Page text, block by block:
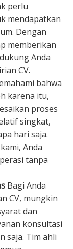
perlu
mendapatkan
Dengan
memberikan
Anda
CV.
bahwa
karena itu,
proses
singkat,
hari saja.
Anda
tanpa
Bagi Anda
CV, mungkin
dan
konsultasi
saja. Tim ahli